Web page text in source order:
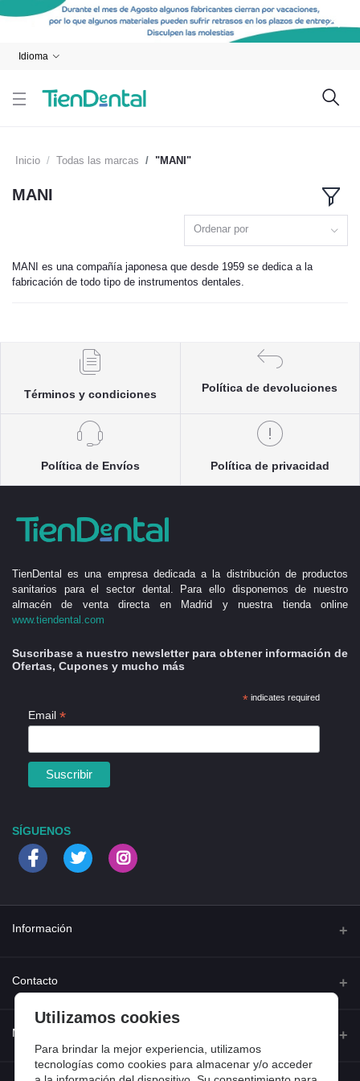
Idioma
Inicio Todas las marcas "MANI"
MANI
Ordenar por
MANI es una compañía japonesa que desde 1959 se dedica a la
fabricación de todo tipo de instrumentos dentales.
Términos y condiciones
Política de devoluciones
Política de Envíos Política de privacidad
TienDental es una empresa dedicada a la distribución de productos
sanitarios para el sector dental. Para ello disponemos de nuestro
almacén de venta directa en Madrid y nuestra tienda online
www.tiendental.com
Suscribase a nuestro newsletter para obtener información de
Ofertas, Cupones y mucho más
*indicates required
Email *
SÍGUENOS
Información
Quienes somos
Preguntas frecuentes
Contacto
Calle Ferraz 42, Madrid
Mi cuenta
Utilizamos cookies
Para brindar la mejor experiencia, utilizamos
tecnologías como cookies para almacenar y/o acceder